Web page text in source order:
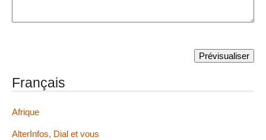
Français
Afrique
AlterInfos, Dial et vous